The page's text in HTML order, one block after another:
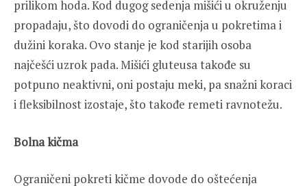
prilikom hoda. Kod dugog sedenja mišići u okruženju
propadaju, što dovodi do ograničenja u pokretima i
dužini koraka. Ovo stanje je kod starijih osoba
najčešći uzrok pada. Mišići gluteusa takođe su
potpuno neaktivni, oni postaju meki, pa snažni koraci
i fleksibilnost izostaje, što takođe remeti ravnotežu.
Bolna kičma
Ograničeni pokreti kičme dovode do oštećenja